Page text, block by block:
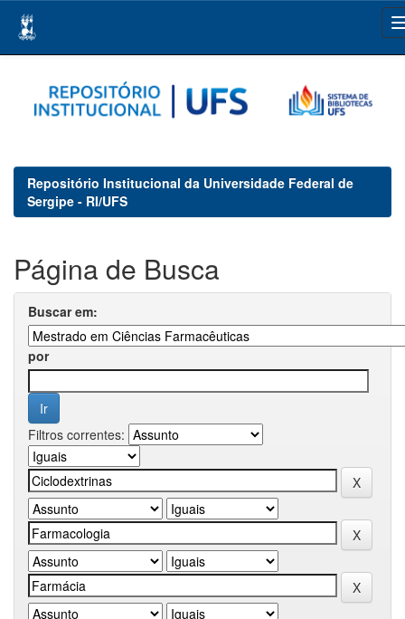
navigation
Repositório Institucional da Universidade Federal de
Sergipe - RI/UFS
Página de Busca
Buscar em:
por
Filtros correntes: